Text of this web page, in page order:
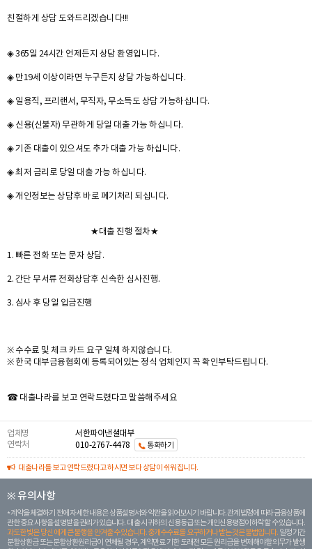
친절하게 상담 도와드리겠습니다!!!
◈ 365일 24시간 언제든지 상담 환영입니다.
◈ 만19세 이상이라면 누구든지 상담 가능하십니다.
◈ 일용직, 프리랜서, 무직자, 무소득도 상담 가능하십니다.
◈ 신용(신불자) 무관하게 당일 대출 가능 하십니다.
◈ 기존 대출이 있으셔도 추가 대출 가능 하십니다.
◈ 최저 금리로 당일 대출 가능 하십니다.
◈ 개인정보는 상담후 바로 폐기처리 되십니다.
★대출 진행 절차★
1. 빠른 전화 또는 문자 상담.
2. 간단 무서류 전화상담후 신속한 심사진행.
3. 심사 후 당일 입금진행
※ 수수료 및 체크 카드 요구 일체 하지않습니다.
※ 한국 대부금융협회에 등록되어있는 정식 업체인지 꼭 확인부탁드립니다.
☎ 대출나라를 보고 연락드렸다고 말씀해주세요
업체명
서한파이낸셜대부
연락처
010-2767-4478 통화하기
대출나라를 보고 연락드렸다고 하시면 보다 상담이 쉬워집니다.
※ 유의사항
계약을 체결하기 전에 자세한 내용은 상품설명서와 약관을 읽어보시기 바랍니다. 관계 법령에 따라 금융상품에
관한 중요 사항을 설명받을 권리가 있습니다. 대 출 시 귀하의 신용등급 또는 개인신용평점이 하락할 수 있습니다.
과도한 빚은 당신 에게 큰 불행을 안겨줄 수 있습니다. 중개수수료를 요구하거나 받는 것은 불법입니다. 일정 기간
분할상환금 또는 분할상환원리금이 연체될 경우, 계약만료 기한 도래전 모든 원리금을 변제해야할 의무가 발생